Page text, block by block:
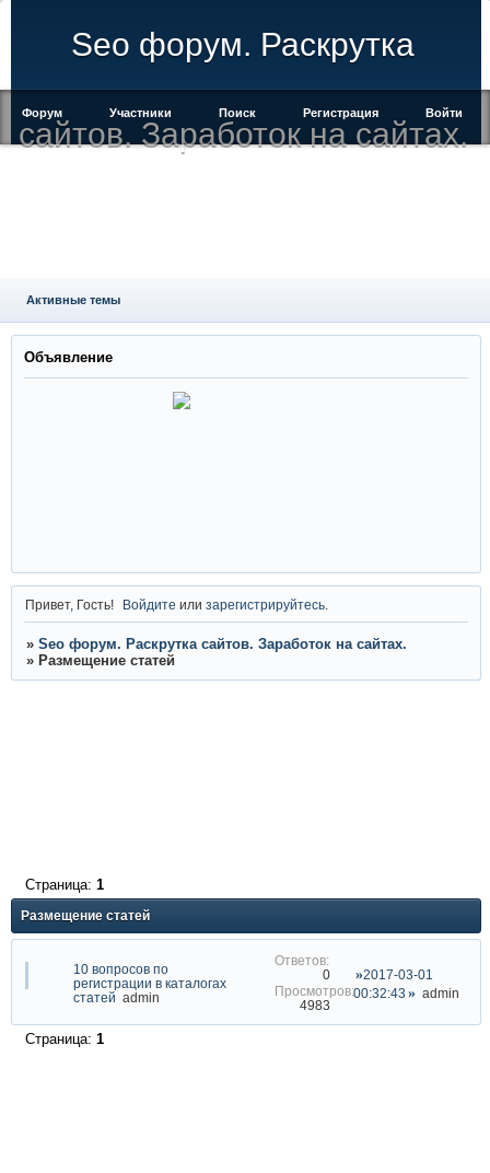
Seo форум. Раскрутка
сайтов. Заработок на сайтах.
Форум Участники Поиск Регистрация Войти
Активные темы
Объявление
Привет, Гость! Войдите илизарегистрируйтесь
» Seo форум. Раскрутка сайтов. Заработок на сайтах.
» Размещение статей
Размещение статей
Страница: 1
10 вопросов по
регистрации в каталогах
статей admin
0
4983
2017-03-01
00:32:43
admin
Страница: 1